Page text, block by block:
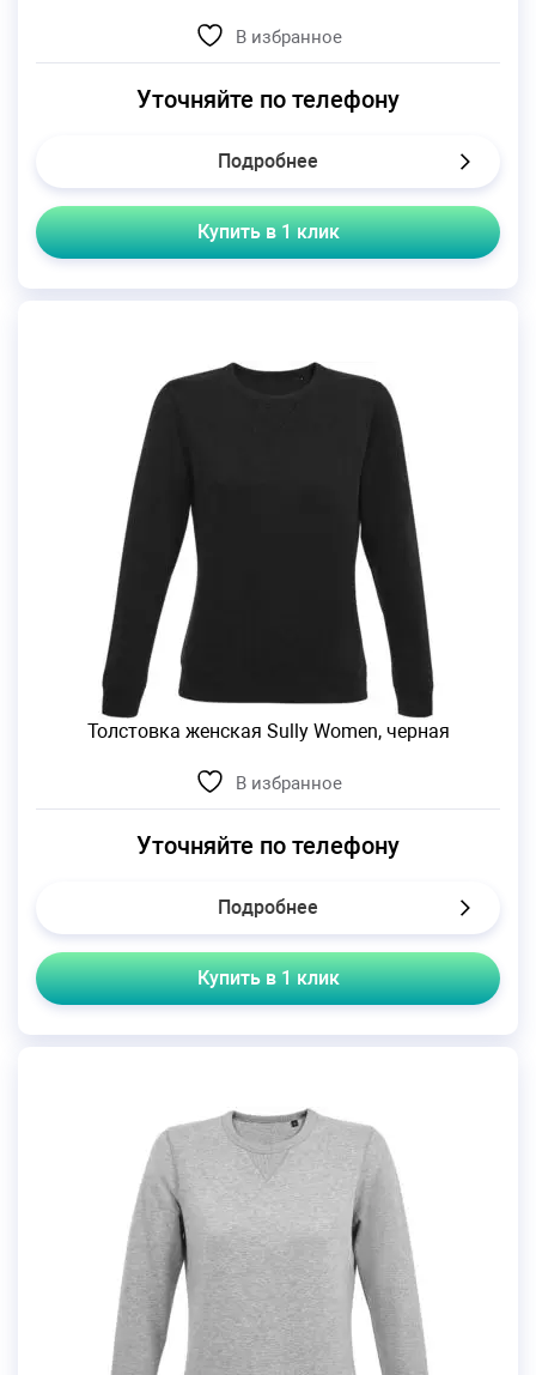
В избранное
Уточняйте по телефону
Подробнее
Купить в 1 клик
Толстовка женская Sully Women, черная
В избранное
Уточняйте по телефону
Подробнее
Купить в 1 клик